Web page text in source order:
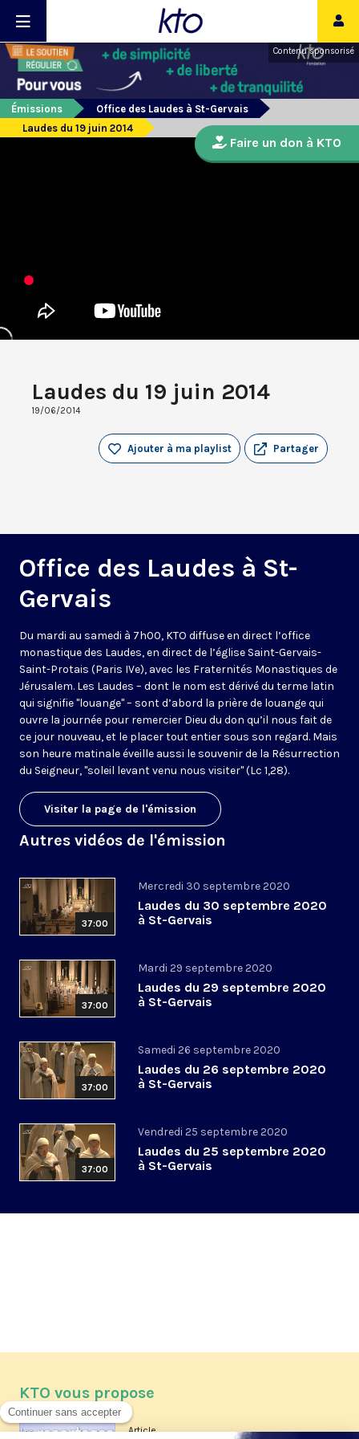
Contenu sponsorisé
Émissions
Office des Laudes à St-Gervais
Laudes du 19 juin 2014
Laudes du 19 juin 2014
19/06/2014
Partager
Ajouter à ma playlist
Office des Laudes à St-
Gervais
Du mardi au samedi à 7h00, KTO diffuse en direct l’office
monastique des Laudes, en direct de l’église Saint-Gervais-
Saint-Protais (Paris IVe), avec les Fraternités Monastiques de
Jérusalem. Les Laudes – dont le nom est dérivé du terme latin
qui signifie "louange" – sont d’abord la prière de louange qui
ouvre la journée pour remercier Dieu du don qu’il nous fait de
ce jour nouveau, et le placer tout entier sous son regard. Mais
son heure matinale éveille aussi le souvenir de la Résurrection
du Seigneur, "soleil levant venu nous visiter" (Lc 1,28).
Visiter la page de l'émission
Autres vidéos de l'émission
37:00
Mercredi 30 septembre 2020
Laudes du 30 septembre 2020
à St-Gervais
37:00
Mardi 29 septembre 2020
Laudes du 29 septembre 2020
à St-Gervais
37:00
Samedi 26 septembre 2020
Laudes du 26 septembre 2020
à St-Gervais
37:00
Vendredi 25 septembre 2020
Laudes du 25 septembre 2020
à St-Gervais
Faire un don à KTO
KTO vous propose
Article